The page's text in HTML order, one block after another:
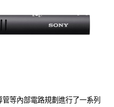
等內部電路規劃進行了一系列